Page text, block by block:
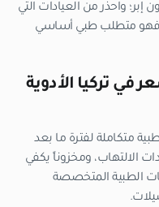
إبر؛ واحذر من العيادات التي
فهو متطلب طبي أساسي
في تركيا الأدوية
متكاملة لفترة ما بعد
الالتهاب، ومخزوناً يكفي
الطبية المتخصصة